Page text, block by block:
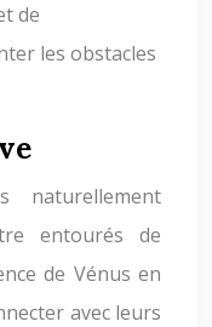
de
les obstacles
entourés de
de Vénus en
avec leurs